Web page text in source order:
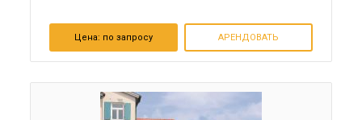
Цена: по запросу АРЕНДОВАТЬ